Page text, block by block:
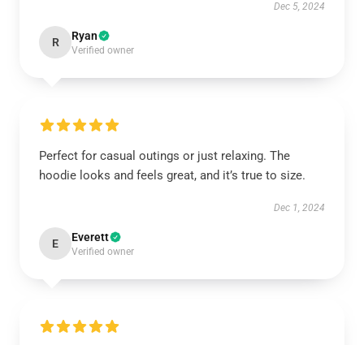
Dec 5, 2024
R Ryan
Verified owner
Perfect for casual outings or just relaxing. The
hoodie looks and feels great, and it’s true to size.
Dec 1, 2024
E Everett
Verified owner